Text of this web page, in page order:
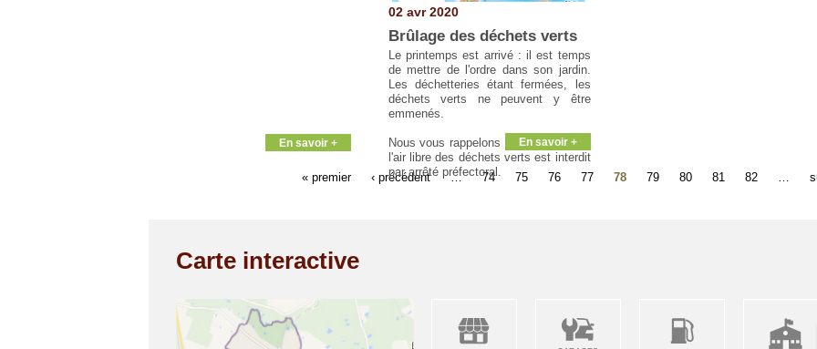
En savoir +
02 avr 2020
Brûlage des déchets verts
Le printemps est arrivé : il est temps
de mettre de l'ordre dans son jardin.
Les déchetteries étant fermées, les
déchets verts ne peuvent y être
emmenés.
Nous vous rappelons que le brûlage à
l'air libre des déchets verts est interdit
par arrêté préfectoral.
En savoir +
« premier ‹ précédent … 74 75 76 77 78 79 80 81 82
Carte interactive